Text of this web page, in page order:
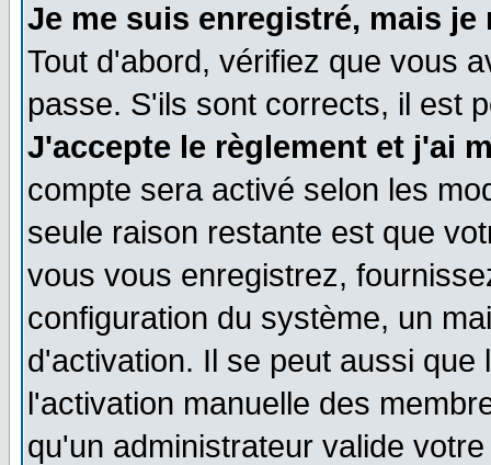
Je me suis enregistré, mais
Tout d'abord, vérifiez que vous
passe. S'ils sont corrects, il est
J'accepte le règlement et j'ai
compte sera activé selon les
seule raison restante est que
vous vous enregistrez,
configuration du système, un
d'activation. Il se peut aussi
l'activation manuelle des
qu'un administrateur valide